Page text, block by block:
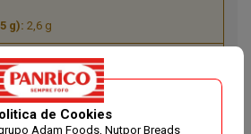
de Cookies
Adam Foods, Nutpor Breads
2,6 g
0,5 g